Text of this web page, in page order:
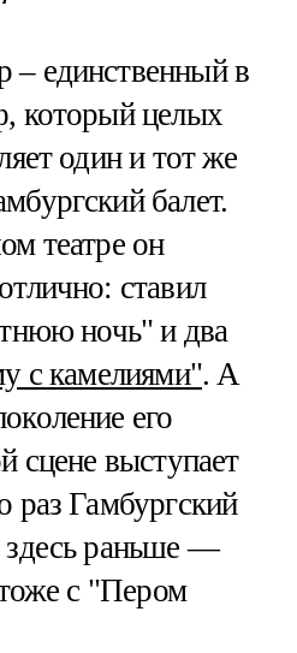
единственный в
который целых
один и тот же
балет.
театре он
ставил
ночь" и два
с камелиями". А
его
сцене выступает
раз Гамбургский
здесь раньше —
с "Пером